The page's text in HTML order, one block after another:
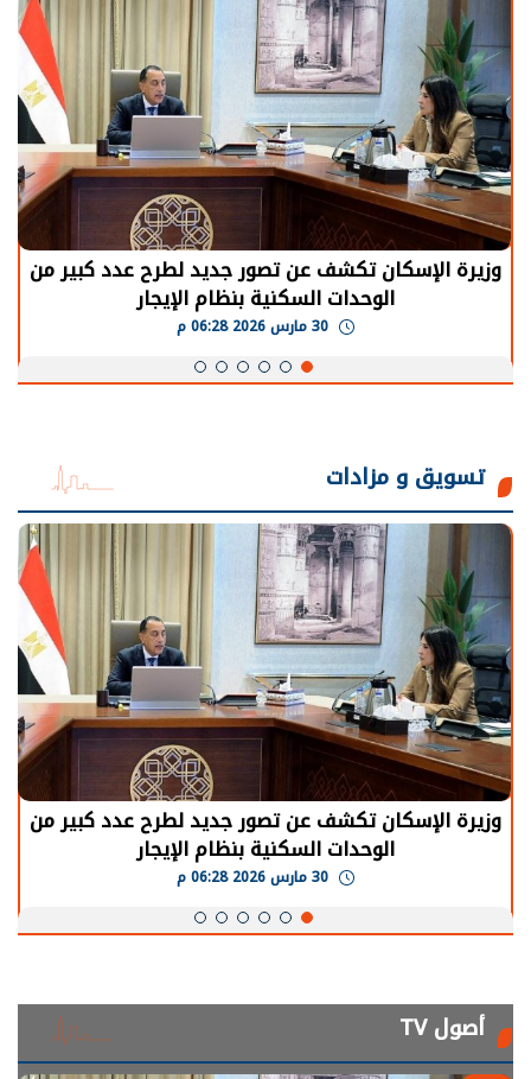
وزيرة الإسكان تكشف عن تصور جديد لطرح عدد كبير من
الوحدات السكنية بنظام الإيجار
30 مارس 2026 06:28 م
تسويق و مزادات
وزيرة الإسكان تكشف عن تصور جديد لطرح عدد كبير من
الوحدات السكنية بنظام الإيجار
أصول TV